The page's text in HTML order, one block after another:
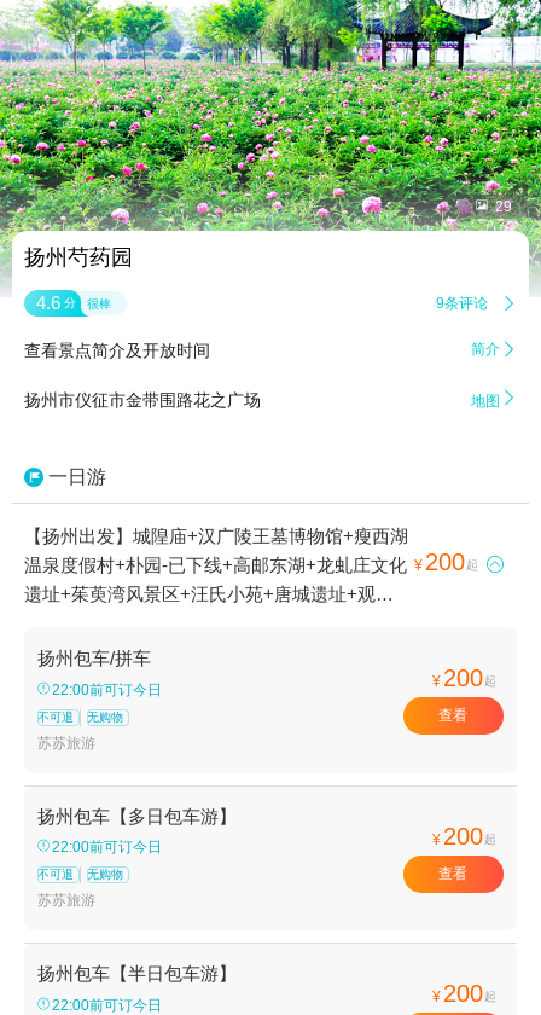
 29
扬州芍药园
4.6 分 很棒 9条评论 
查看景点简介及开放时间 简介 
扬州市仪征市金带围路花之广场 地图 
一日游
【扬州出发】城隍庙+汉广陵王墓博物馆+瘦西湖
温泉度假村+朴园-已下线+高邮东湖+龙虬庄文化
遗址+茱萸湾风景区+汪氏小苑+唐城遗址+观音
态旅游区+马可波罗纪念馆+何园+大明寺+西郊
森林公园+唐城+文游台+镇国寺塔+扬州双博馆
+掬花楼+栖灵塔+红山体育公园+宝应湖国家湿
地公园+京华城+周恩来童年读书旧址+镇国寺
秀山大明寺+高邮奎楼+周恩来少年读书旧址+高
邮湖+扬州八怪纪念馆+春江花月夜唯美扬州+扬
州天乐湖嬉乐谷-已下线+扬州清池温泉+扬州海
浪谷水上乐园+扬州红星赛车场+扬州东方高尔夫
+扬州太阳岛高尔夫球场+扬州大剧院+扬州芍药
园+扬州古运河游览+扬州京华维景酒店+扬州水
上乐园+马可波罗花世界+高邮湖芦苇荡湿地公园
¥ 200起 
扬州包车/拼车
22:00前可订今日
不可退 无购物
苏苏旅游
¥ 200起
查看
扬州包车【多日包车游】
22:00前可订今日
不可退 无购物
苏苏旅游
¥ 200起
查看
扬州包车【半日包车游】
22:00前可订今日 ¥ 200起
